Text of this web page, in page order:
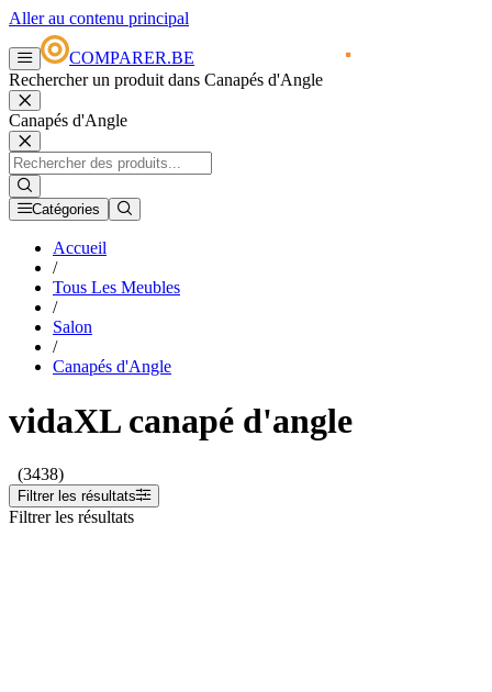
Aller au contenu principal
COMPARER.BE
Rechercher un produit dans Canapés d'Angle
Canapés d'Angle
Catégories
Accueil
/
Tous Les Meubles
/
Salon
/
Canapés d'Angle
vidaXL canapé d'angle
(3438)
Filtrer les résultats
Filtrer les résultats